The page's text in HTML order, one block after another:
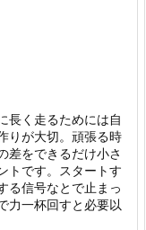
長く走るためには自
りが大切。 頑張る時
差をできるだけ小さ
トです。
スタートす
る信号なとで止まっ
力一杯回すと必要以